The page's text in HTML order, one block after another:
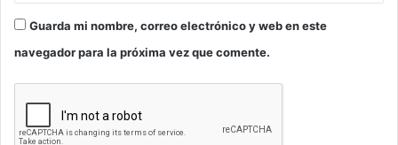
Guarda mi nombre, correo electrónico y web en este
navegador para la próxima vez que comente.